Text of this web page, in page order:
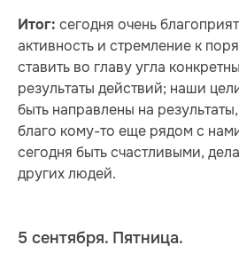
Итог: сегодня очень
активность и стремление к
ставить во главу угла
результаты действий; наши
быть направлены на
благо кому-то еще рядом с
сегодня быть счастливыми,
других людей.
5 сентября. Пятница.